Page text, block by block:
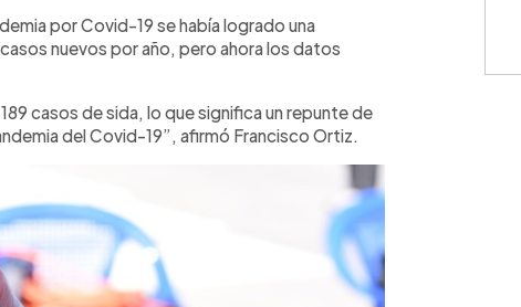
por Covid-19 se había logrado una
nuevos por año, pero ahora los datos
casos de sida, lo que significa un repunte de
del Covid-19”, afirmó Francisco Ortiz.